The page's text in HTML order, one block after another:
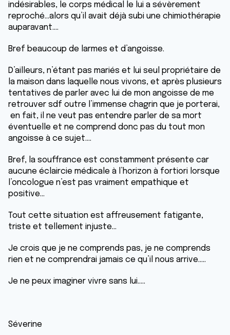
indésirables, le corps médical le lui a sévèrement
reproché…alors qu’il avait déjà subi une chimiothérapie
auparavant….
Bref beaucoup de larmes et d’angoisse.
D’ailleurs, n’étant pas mariés et lui seul propriétaire de
la maison dans laquelle nous vivons, et après plusieurs
tentatives de parler avec lui de mon angoisse de me
retrouver sdf outre l’immense chagrin que je porterai,
en fait, il ne veut pas entendre parler de sa mort
éventuelle et ne comprend donc pas du tout mon
angoisse à ce sujet….
Bref, la souffrance est constamment présente car
aucune éclaircie médicale à l’horizon à fortiori lorsque
l’oncologue n’est pas vraiment empathique et
positive…
Tout cette situation est affreusement fatigante,
triste et tellement injuste…
Je crois que je ne comprends pas, je ne comprends
rien et ne comprendrai jamais ce qu’il nous arrive…..
Je ne peux imaginer vivre sans lui…..
Séverine